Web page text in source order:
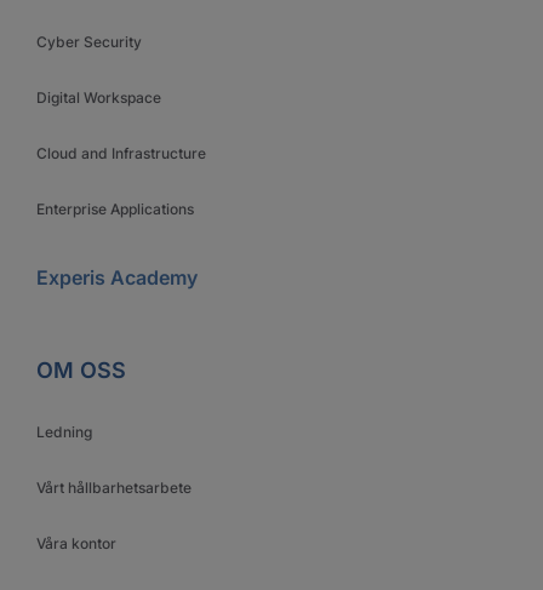
Cyber Security
Digital Workspace
Cloud and Infrastructure
Enterprise Applications
Experis Academy
OM OSS
Ledning
Vårt hållbarhetsarbete
Våra kontor